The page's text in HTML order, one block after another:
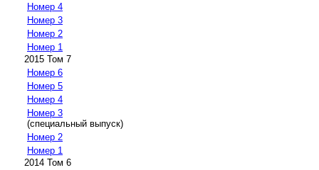
Номер 4
Номер 3
Номер 2
Номер 1
2015 Том 7
Номер 6
Номер 5
Номер 4
Номер 3
(специальный выпуск)
Номер 2
Номер 1
2014 Том 6